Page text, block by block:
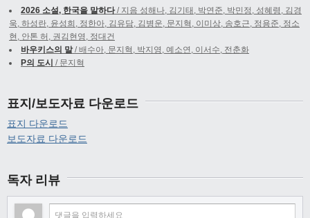
2026 소설, 한국을 말하다/ 지음 성해나, 김기태, 박연준, 박민정, 성혜령, 김경
욱, 하성란, 윤성희, 정한아, 김유담, 김병운, 문지혁, 이미상, 송호근, 정용준, 정소
현, 안톤 허, 권김현영, 정대건
바우키스의 말/ 배수아, 문지혁, 박지영, 예소연, 이서수, 전춘화
P의 도시 / 문지혁
표지/보도자료 다운로드
표지 다운로드
보도자료 다운로드
독자 리뷰